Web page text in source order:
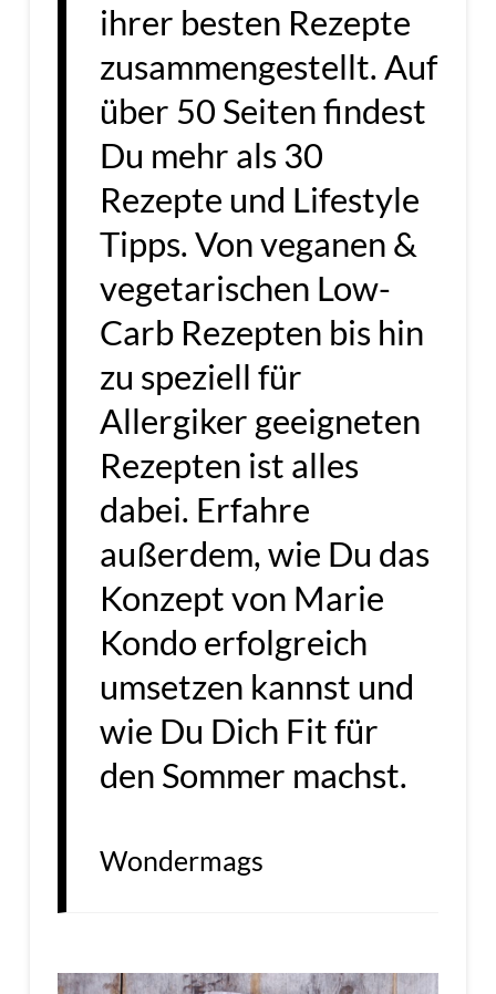
ihrer besten Rezepte
zusammengestellt. Auf
über 50 Seiten findest
Du mehr als 30
Rezepte und Lifestyle
Tipps. Von veganen &
vegetarischen Low-
Carb Rezepten bis hin
zu speziell für
Allergiker geeigneten
Rezepten ist alles
dabei. Erfahre
außerdem, wie Du das
Konzept von Marie
Kondo erfolgreich
umsetzen kannst und
wie Du Dich Fit für
den Sommer machst.
Wondermags